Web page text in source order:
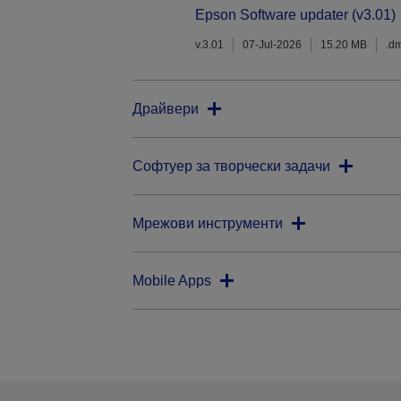
Epson Software updater (v3.01)
v.3.01 07-Jul-2026 15.20 MB
Драйвери
Софтуер за творчески задачи
Мрежови инструменти
Mobile Apps